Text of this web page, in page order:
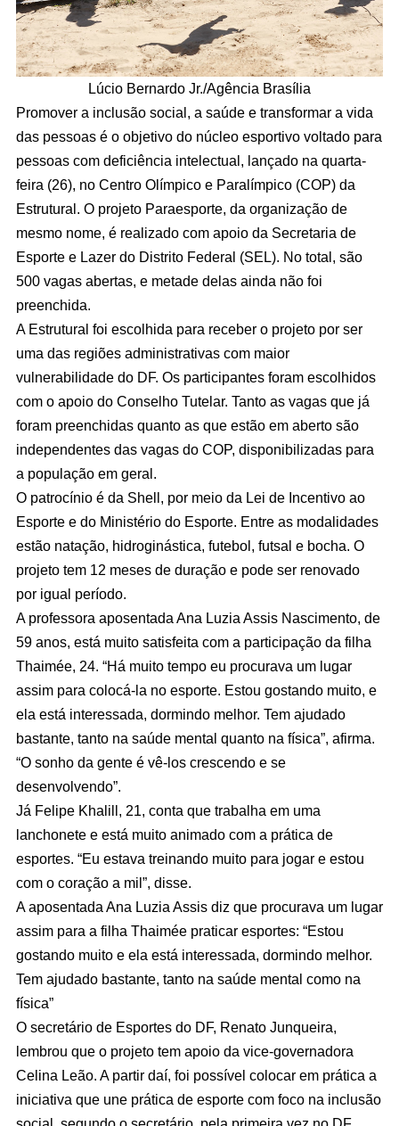
Lúcio Bernardo Jr./Agência Brasília
Promover a inclusão social, a saúde e transformar a vida
das pessoas é o objetivo do núcleo esportivo voltado para
pessoas com deficiência intelectual, lançado na quarta-
feira (26), no Centro Olímpico e Paralímpico (COP) da
Estrutural. O projeto Paraesporte, da organização de
mesmo nome, é realizado com apoio da Secretaria de
Esporte e Lazer do Distrito Federal (SEL). No total, são
500 vagas abertas, e metade delas ainda não foi
preenchida.
A Estrutural foi escolhida para receber o projeto por ser
uma das regiões administrativas com maior
vulnerabilidade do DF. Os participantes foram escolhidos
com o apoio do Conselho Tutelar. Tanto as vagas que já
foram preenchidas quanto as que estão em aberto são
independentes das vagas do COP, disponibilizadas para
a população em geral.
O patrocínio é da Shell, por meio da Lei de Incentivo ao
Esporte e do Ministério do Esporte. Entre as modalidades
estão natação, hidroginástica, futebol, futsal e bocha. O
projeto tem 12 meses de duração e pode ser renovado
por igual período.
A professora aposentada Ana Luzia Assis Nascimento, de
59 anos, está muito satisfeita com a participação da filha
Thaimée, 24. “Há muito tempo eu procurava um lugar
assim para colocá-la no esporte. Estou gostando muito, e
ela está interessada, dormindo melhor. Tem ajudado
bastante, tanto na saúde mental quanto na física”, afirma.
“O sonho da gente é vê-los crescendo e se
desenvolvendo”.
Já Felipe Khalill, 21, conta que trabalha em uma
lanchonete e está muito animado com a prática de
esportes. “Eu estava treinando muito para jogar e estou
com o coração a mil”, disse.
A aposentada Ana Luzia Assis diz que procurava um lugar
assim para a filha Thaimée praticar esportes: “Estou
gostando muito e ela está interessada, dormindo melhor.
Tem ajudado bastante, tanto na saúde mental como na
física”
O secretário de Esportes do DF, Renato Junqueira,
lembrou que o projeto tem apoio da vice-governadora
Celina Leão. A partir daí, foi possível colocar em prática a
iniciativa que une prática de esporte com foco na inclusão